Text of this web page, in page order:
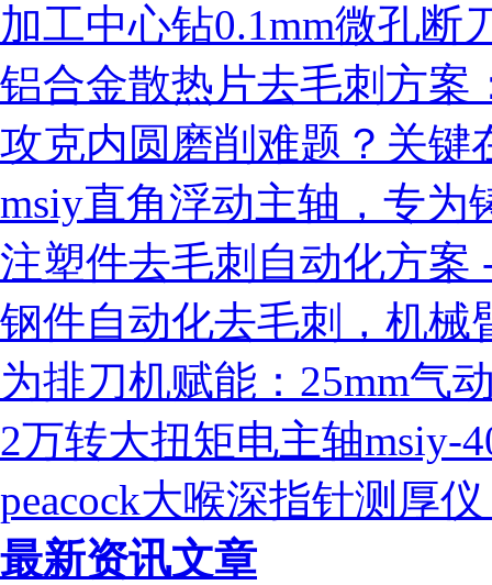
加工中心钻0.1mm微孔断
铝合金散热片去毛刺方案
攻克内圆磨削难题？关键
msiy直角浮动主轴，专为
注塑件去毛刺自动化方案
钢件自动化去毛刺，机械
为排刀机赋能：25mm气
2万转大扭矩电主轴msiy-
peacock大喉深指针测厚
最新资讯文章